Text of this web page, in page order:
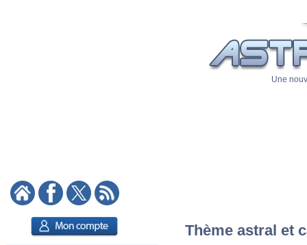
Une
Thème astral et